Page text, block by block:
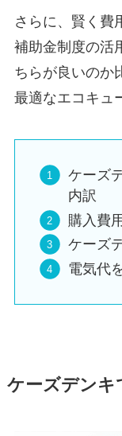
さらに、賢く費
補助金制度の活
ちらが良いのか
最適なエコキュ
ケーズ
内訳
購入費
ケーズ
電気代
ケーズデンキ